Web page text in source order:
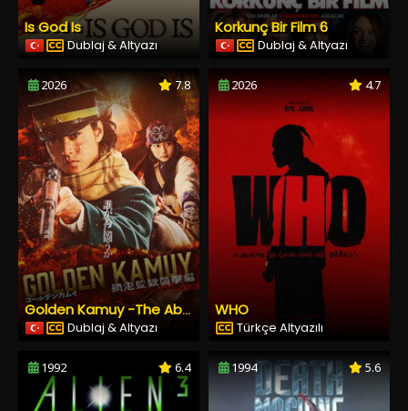
Is God Is
Dublaj & Altyazı
Korkunç Bir Film 6
Dublaj & Altyazı
2026 7.8
Golden Kamuy -The Abashiri Prison Raid
Dublaj & Altyazı
2026 4.7
WHO
Türkçe Altyazılı
1992 6.4 1994 5.6